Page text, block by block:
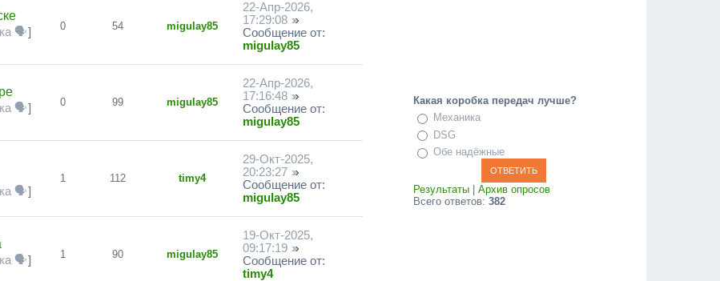
🗣] 0 54 migulay85
22-Апр-2026,
17:29:08
Сообщение от:
migulay85
🗣] 0 99 migulay85
22-Апр-2026,
17:16:48
Сообщение от:
migulay85
🗣]
1 112 timy4
29-Окт-2025,
20:23:27
Сообщение от:
migulay85
🗣] 1 90 migulay85
19-Окт-2025,
09:17:19
Сообщение от:
timy4
Какая коробка передач лучше?
Механика
DSG
Обе надёжные
Результаты| Архив опросов
Всего ответов: 382